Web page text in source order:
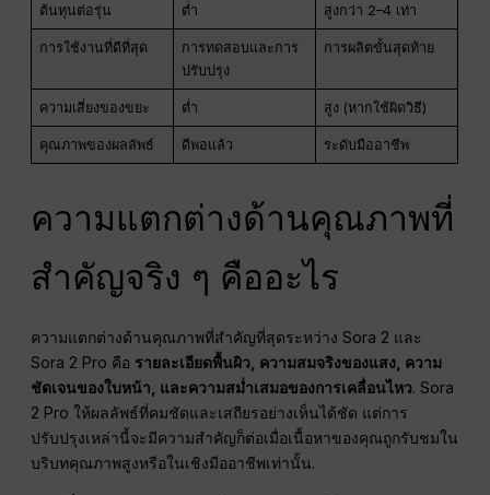
ต้นทุนต่อรุ่น ต่ำ สูงกว่า 2–4 เท่า
การใช้งานที่ดีที่สุด
การทดสอบและการ
ปรับปรุง
การผลิตขั้นสุดท้าย
ความเสี่ยงของขยะ ต่ำ สูง (หากใช้ผิดวิธี)
คุณภาพของผลลัพธ์ ดีพอแล้ว ระดับมืออาชีพ
ความแตกต่างด้านคุณภาพที่
สำคัญจริง ๆ คืออะไร
ความแตกต่างด้านคุณภาพที่สำคัญที่สุดระหว่าง Sora 2 และ
Sora 2 Pro คือ รายละเอียดพื้นผิว, ความสมจริงของแสง, ความ
ชัดเจนของใบหน้า, และความสม่ำเสมอของการเคลื่อนไหว. Sora
2 Pro ให้ผลลัพธ์ที่คมชัดและเสถียรอย่างเห็นได้ชัด แต่การ
ปรับปรุงเหล่านี้จะมีความสำคัญก็ต่อเมื่อเนื้อหาของคุณถูกรับชมใน
บริบทคุณภาพสูงหรือในเชิงมืออาชีพเท่านั้น.